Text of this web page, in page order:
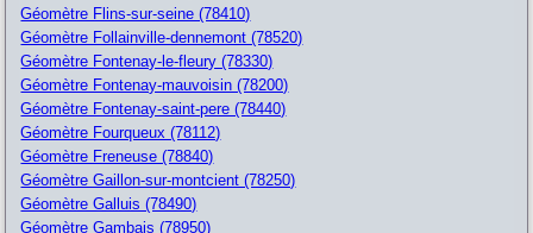
Géomètre Flins-sur-seine (78410)
Géomètre Follainville-dennemont (78520)
Géomètre Fontenay-le-fleury (78330)
Géomètre Fontenay-mauvoisin (78200)
Géomètre Fontenay-saint-pere (78440)
Géomètre Fourqueux (78112)
Géomètre Freneuse (78840)
Géomètre Gaillon-sur-montcient (78250)
Géomètre Galluis (78490)
Géomètre Gambais (78950)